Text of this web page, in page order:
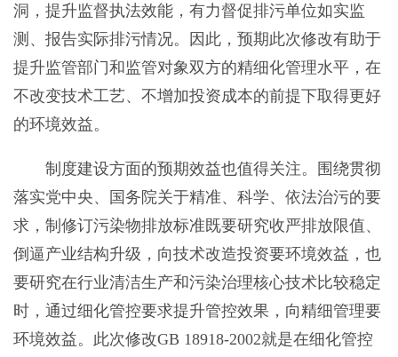
洞，提升监督执法效能，有力督促排污单位如实监
测、报告实际排污情况。因此，预期此次修改有助于
提升监管部门和监管对象双方的精细化管理水平，在
不改变技术工艺、不增加投资成本的前提下取得更好
的环境效益。
制度建设方面的预期效益也值得关注。围绕贯彻
落实党中央、国务院关于精准、科学、依法治污的要
求，制修订污染物排放标准既要研究收严排放限值、
倒逼产业结构升级，向技术改造投资要环境效益，也
要研究在行业清洁生产和污染治理核心技术比较稳定
时，通过细化管控要求提升管控效果，向精细管理要
环境效益。此次修改GB 18918-2002就是在细化管控